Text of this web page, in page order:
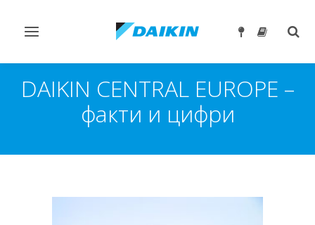
Превключване
навигация
DAIKIN CENTRAL EUROPE –
факти и цифри